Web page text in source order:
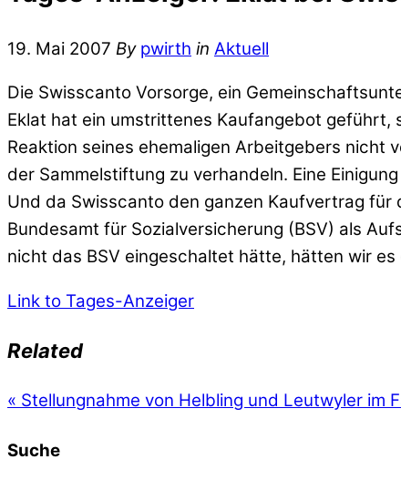
19. Mai 2007 By pwirth in Aktuell
Die Swisscanto Vorsorge, ein
Eklat hat ein umstrittenes Kaufangebot geführt,
Reaktion seines ehemaligen Arbeitgebers nicht
der Sammelstiftung zu verhandeln. Eine
Und da Swisscanto den ganzen Kaufvertrag für
Bundesamt für Sozialversicherung (BSV) als
nicht das BSV eingeschaltet hätte, hätten wir es
Link to Tages-Anzeiger
Related
« Stellungnahme von Helbling und Leutwyler im
Suche